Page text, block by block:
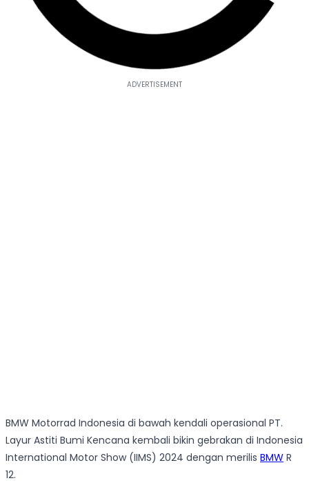
BMW Motorrad Indonesia di bawah kendali operasional PT.
Layur Astiti Bumi Kencana kembali bikin gebrakan di Indonesia
International Motor Show (IIMS) 2024 dengan merilis BMW R
12.